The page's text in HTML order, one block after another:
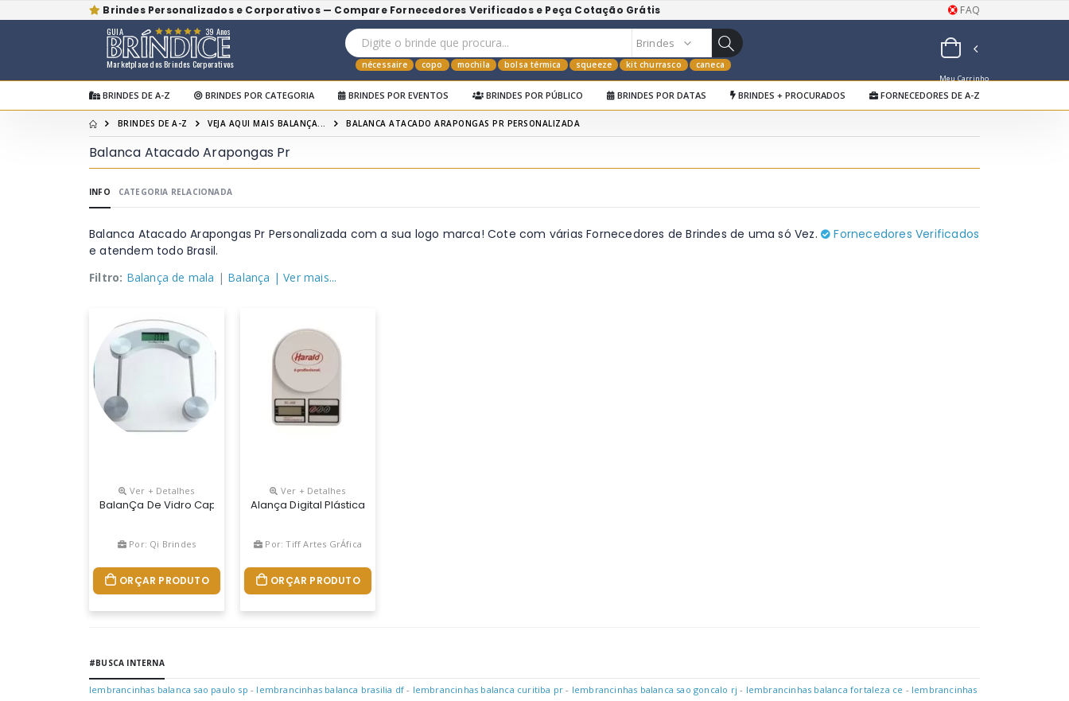
Brindes Personalizados e Corporativos — Compare Fornecedores Verificados e Peça Cotação Grátis FAQ
Marketplace dos Brindes Corporativos
GUIA 39 Anos
nécessaire copo mochila bolsa térmica squeeze kit churrasco caneca
Meu Carrinho
de Orçamentos
BRINDES DE A-Z BRINDES POR CATEGORIA BRINDES POR EVENTOS BRINDES POR PÚBLICO BRINDES POR DATAS BRINDES + PROCURADOS FORNECEDORES DE A-Z
BRINDES DE A-Z VEJA AQUI MAIS BALANÇA... BALANCA ATACADO ARAPONGAS PR PERSONALIZADA
Balanca Atacado Arapongas Pr
INFO CATEGORIA RELACIONADA
Balanca Atacado Arapongas Pr Personalizada com a sua logo marca! Cote com várias Fornecedores de Brindes de uma só Vez.
Fornecedores Verificados
e atendem todo Brasil.
Filtro: Balança de mala | Balança | Ver mais...
Ver + Detalhes
BalanÇa De Vidro Capacidade 150 Quilos, Visor Digital (cristal Líquido) De Fácil Visualização
Por: Qi Brindes
ORÇAR PRODUTO
Ver + Detalhes
Alança Digital Plástica Para Cozinha Com Capacidade Até 10kg. Unidade De Medidas Em Gramas, Onça (oz) E Modo De Pesagem Tara. Funcionamento
Por: Tiff Artes GrÁfica
ORÇAR PRODUTO
#BUSCA INTERNA
lembrancinhas balanca sao paulo sp - lembrancinhas balanca brasilia df - lembrancinhas balanca curitiba pr - lembrancinhas balanca sao goncalo rj - lembrancinhas balanca fortaleza ce - lembrancinhas